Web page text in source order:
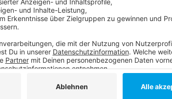
Anzeige
Ausführliche Ergebnistabellen zu allen 108
Mieten in Düsseldorf - Wunsch und